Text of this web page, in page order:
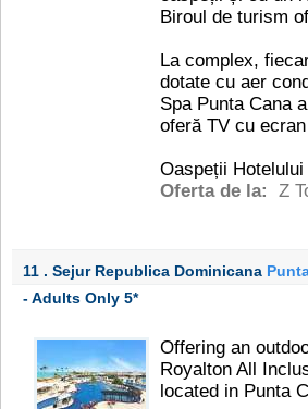
Biroul de turism
La complex,
dotate cu aer
Spa Punta Cana
oferă TV cu
Oaspeții
Oferta de la:
Z
11 . Sejur Republica Dominicana
- Adults Only 5*
Offering an
Royalton All
located in Punta